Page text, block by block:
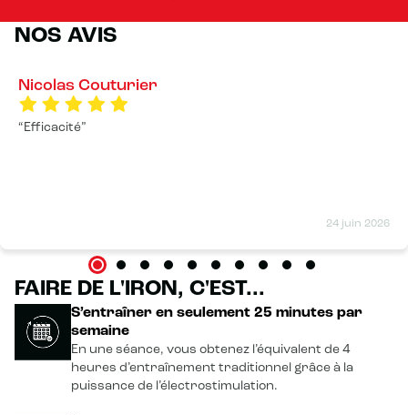
NOS AVIS
Nicolas Couturier
24 juin 2026
Efficacité
FAIRE DE L'IRON, C'EST...
S’entraîner en seulement 25 minutes par
semaine
En une séance, vous obtenez l’équivalent de 4
heures d’entraînement traditionnel grâce à la
puissance de l’électrostimulation.